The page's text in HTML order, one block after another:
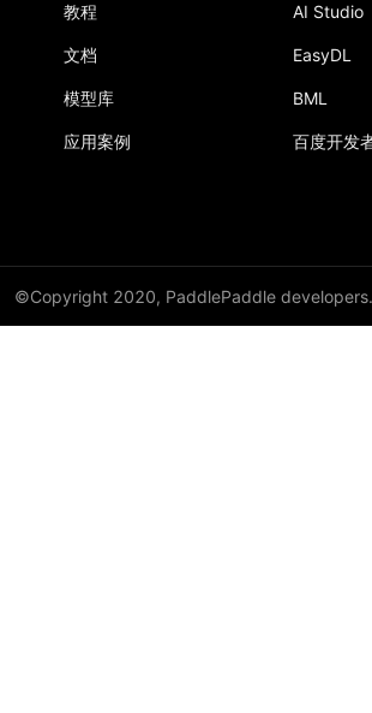
教程
文档
模型库
应用案例
AI Studio
EasyDL
BML
百度开发
©Copyright 2020, PaddlePaddle developers.